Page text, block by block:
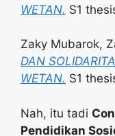
WETAN. S1
Zaky Mubarok,
DAN
WETAN. S1
Nah, itu tadi
Pendidikan